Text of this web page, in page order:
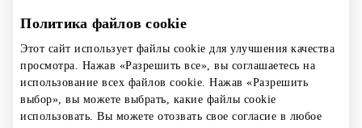
Политика файлов cookie
Этот сайт использует файлы cookie для улучшения качества
просмотра. Нажав «Разрешить все», вы соглашаетесь на
использование всех файлов cookie. Нажав «Разрешить
выбор», вы можете выбрать, какие файлы cookie
использовать. Вы можете отозвать свое согласие в любое
Показать на карте
Защитите свои глаза со стилем!
Купите оправы для очков или солнцезащитные очки и